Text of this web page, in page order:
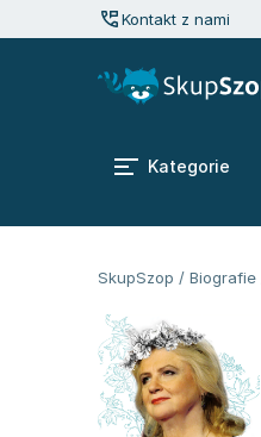
Kontakt z nami
Kategorie
SkupSzop / Biografie